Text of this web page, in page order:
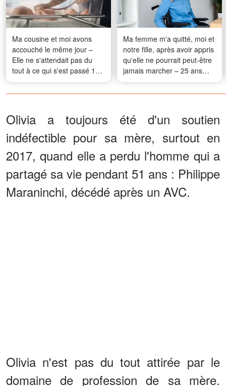
Ma cousine et moi avons
accouché le même jour –
Elle ne s'attendait pas du
tout à ce qui s'est passé 18
ans plus tard
Ma femme m'a quitté, moi et
notre fille, après avoir appris
qu'elle ne pourrait peut-être
jamais marcher – 25 ans
plus tard, elle est revenue, et
ce qu'a fait notre fille a laissé
Olivia a toujours été d'un soutien
indéfectible pour sa mère, surtout en
2017, quand elle a perdu l'homme qui a
partagé sa vie pendant 51 ans : Philippe
Maraninchi, décédé après un AVC.
Olivia n'est pas du tout attirée par le
domaine de profession de sa mère.